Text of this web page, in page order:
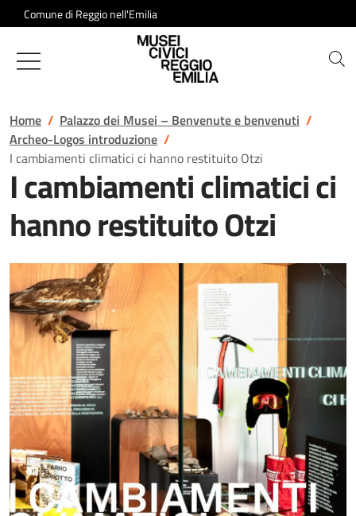
Salta al contenuto
Comune di Reggio nell'Emilia
Musei Civici di Reggio Emilia
Home
Palazzo dei Musei – Benvenute e benvenuti
Archeo-Logos introduzione
I cambiamenti climatici ci hanno restituito Otzi
I cambiamenti climatici ci
hanno restituito Otzi